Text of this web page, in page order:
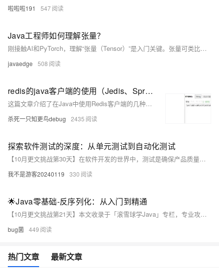
啦啦啦191 547
Java工程师如何理解张量？
刚接触AI和PyTorch，理解“张量（Tensor）”是入门关键。张量可类比为Java中的多维数组，但更强大，尤其在AI领域支持GPU加速、自动求导等特性。它不仅能高效存储数据，还能进行复杂运算，是深度学习的核心数据结构。掌握张量的维度、数据类型及GPU加速特性，对学习PyTorch至关重要。
javaedge 508
redis的java客户端的使用（Jedis、SpringDataRedis、SpringBoot整合redis、redisTemplate序列化及stringRedisTemplate序列化）
这篇文章介绍了在Java中使用Redis客户端的几种方法，包括Jedis、SpringDataRedis和SpringBoot整合Redis的操作。文章详细解释了Jedis的基本使用步骤，Jedis连接池的创建和使用，以及在SpringBoot项目中如何配置和使用RedisTemplate和StringRedisTemplate。此外，还探讨了RedisTemplate序列化的两种实践方案，包括默认的JDK序列化和自定义的JSON序列化，以及StringRedisTemplate的使用，它要求键和值都必须是String类型。
杀死一只知更鸟debug 2435
探索软件测试的深度：从单元测试到自动化测试
【10月更文挑战第30天】在软件开发的世界中，测试是确保产品质量和用户满意度的关键步骤。本文将深入探讨软件测试的不同层次，从基本的单元测试到复杂的自动化测试，揭示它们如何共同构建一个坚实的质量保证体系。我们将通过实际代码示例，展示如何在开发过程中实施有效的测试策略，以确保软件的稳定性和可靠性。无论你是新手还是经验丰富的开发者，这篇文章都将为你提供宝贵的见解和实用技巧。
我不是游客20240119 330
🌟Java零基础-反序列化：从入门到精通
【10月更文挑战第21天】本文收录于「滚雪球学Java」专栏，专业攻坚指数级提升，希望能够助你一臂之力，帮你早日登顶实现财富自由🚀；同时，欢迎大家关注&&收藏&&订阅！持续更新中，up！up！up！！
bug菌 449
热门文章 最新文章